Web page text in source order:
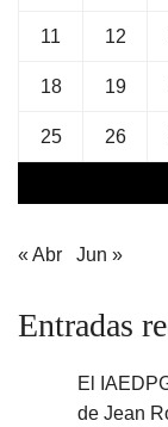
11 12
18 19
25 26
« Abr Jun »
Entradas
El
de Jean